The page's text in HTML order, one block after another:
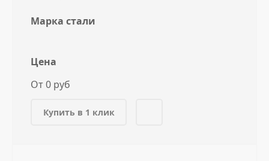
Марка стали
Цена
От 0 руб
Купить в 1 клик